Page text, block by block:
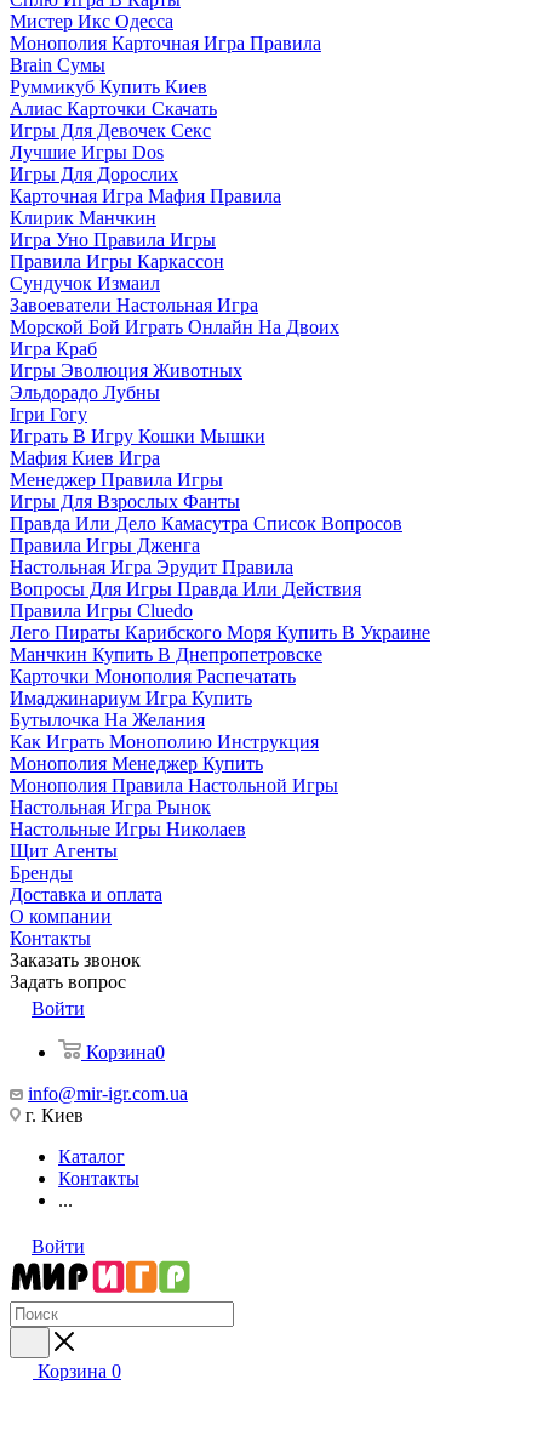
Мистер Икс Одесса
Монополия Карточная Игра Правила
Brain Сумы
Руммикуб Купить Киев
Алиас Карточки Скачать
Игры Для Девочек Секс
Лучшие Игры Dos
Игры Для Дорослих
Карточная Игра Мафия Правила
Клирик Манчкин
Игра Уно Правила Игры
Правила Игры Каркассон
Сундучок Измаил
Завоеватели Настольная Игра
Морской Бой Играть Онлайн На Двоих
Игра Краб
Игры Эволюция Животных
Эльдорадо Лубны
Ігри Гогу
Играть В Игру Кошки Мышки
Мафия Киев Игра
Менеджер Правила Игры
Игры Для Взрослых Фанты
Правда Или Дело Камасутра Список Вопросов
Правила Игры Дженга
Настольная Игра Эрудит Правила
Вопросы Для Игры Правда Или Действия
Правила Игры Cluedo
Лего Пираты Карибского Моря Купить В Украине
Манчкин Купить В Днепропетровске
Карточки Монополия Распечатать
Имаджинариум Игра Купить
Бутылочка На Желания
Как Играть Монополию Инструкция
Монополия Менеджер Купить
Монополия Правила Настольной Игры
Настольная Игра Рынок
Настольные Игры Николаев
Щит Агенты
Бренды
Доставка и оплата
О компании
Контакты
Заказать звонок
Задать вопрос
Войти
Корзина0
info@mir-igr.com.ua
г. Киев
Каталог
Контакты
...
Войти
Корзина 0